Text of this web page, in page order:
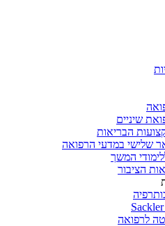
שיניים
הבריאות
שלישי במדעי הרפואה
המשך
הציבור
לרפואה